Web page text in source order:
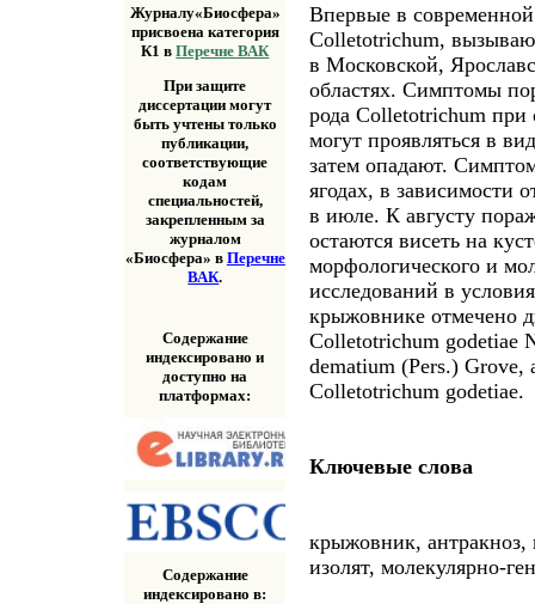
Журналу«Биосфера»
присвоена категория
К1 вПеречне ВАК
При защите
диссертации могут
быть учтены только
публикации,
соответствующие
кодам
специальностей,
закрепленным за
журналом
«Биосфера» в Перечне
ВАК.
Содержание
индексировано и
доступно на
платформах:
Содержание
индексировано в:
Впервые в
Colletotrichum,
в Московской,
областях. Симптомы
рода Colletotrichum
могут проявляться в
затем опадают.
ягодах, в зависимости
в июле. К августу
остаются висеть на
морфологического и
исследований в
крыжовнике отмечено
Colletotrichum godetiae
dematium (Pers.) Grove,
Colletotrichum godetiae.
Ключевые слова
крыжовник, антракноз,
изолят, молекулярно-